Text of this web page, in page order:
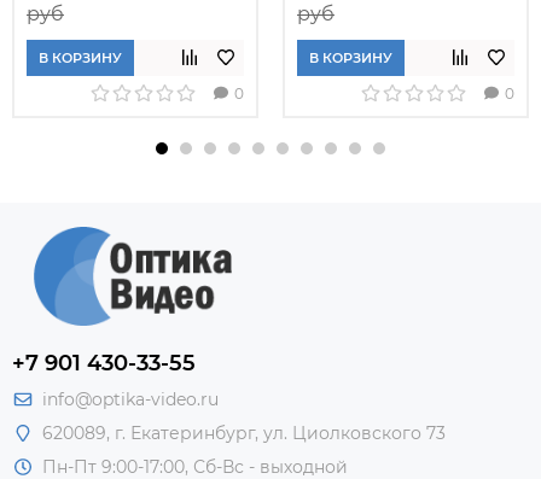
руб
В КОРЗИНУ
0
руб
В КОРЗИНУ
0
+7 901 430-33-55
info@optika-video.ru
620089, г. Екатеринбург, ул. Циолковского 73
Пн-Пт 9:00-17:00, Сб-Вс - выходной